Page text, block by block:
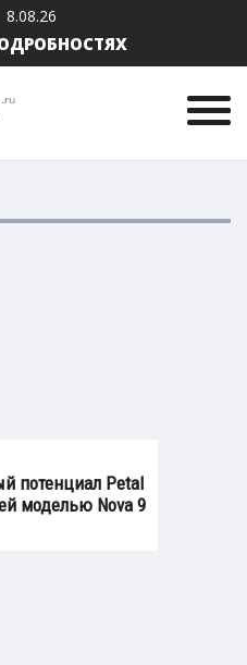
8.08.26
потенциал Petal
моделью Nova 9